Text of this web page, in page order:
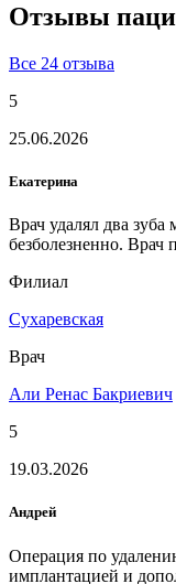
Отзывы
Все 24 отзыва
5
25.06.2026
Екатерина
Врач удалял два
безболезненно. Врач
Филиал
Сухаревская
Врач
Али Ренас Бакриевич
5
19.03.2026
Андрей
Операция по
имплантацией и